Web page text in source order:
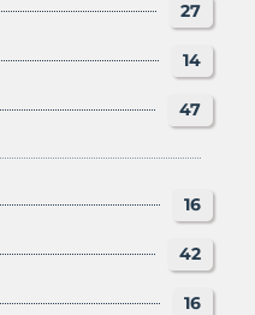
27
14
47
16
42
16